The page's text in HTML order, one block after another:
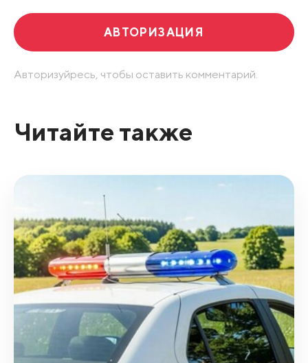
АВТОРИЗАЦИЯ
Авторизуйресь, чтобы оставить комментарий.
Читайте также